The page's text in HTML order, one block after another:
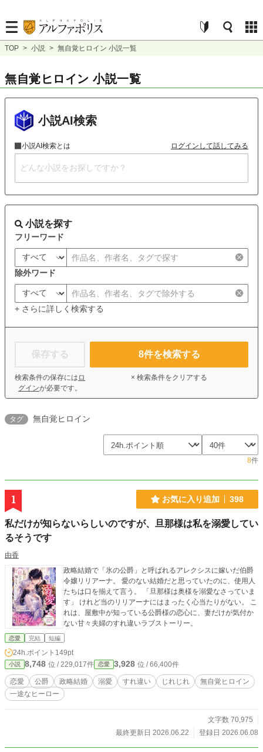
TOP > 小説 > 無自覚ヒロイン 小説一覧
無自覚ヒロイン 小説一覧
小説AI検索
小説AI検索とは ログインして話してみる
小説を探す
フリーワード
除外ワード
+ さらに詳しく検索する
保存する
検索条件の保存には ロ
グインが必要です。
8件を検索する
× 検索条件をクリアする
タグ 無自覚ヒロイン
8件
1 お気に入り追加 398
私だけが知らないらしいのですが、旦那様は私を溺愛してい
るそうです
由香
政略結婚で「氷の公爵」と呼ばれるアレクシスに嫁いだ伯爵
令嬢リリアーナ。 愛のない結婚だと思っていたのに、使用人
たちは口を揃えて言う。 「旦那様は奥様を溺愛なさっていま
す」 けれど当のリリアーナにはまったく心当たりがない。 こ
れは、屋敷中が知っている公爵様の恋心に、妻だけが気付か
ない甘々夫婦のすれ違いラブストーリー。
恋愛 完結 短編
24h.ポイント 149pt
小説 8,748 位 / 229,017件 恋愛 3,928 位 / 66,400件
恋愛 公爵 政略結婚 溺愛 すれ違い じれじれ
無自覚ヒロイン
一途なヒーロー
文字数 70,975
最終更新日 2026.06.22
登録日 2026.06.08